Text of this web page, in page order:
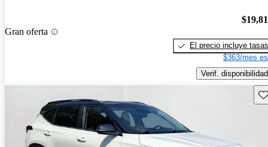
Gran oferta
El precio incluye tasas
$363/mes
Verif. disponibilidad